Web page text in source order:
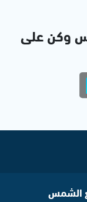
وكن على
الشمس